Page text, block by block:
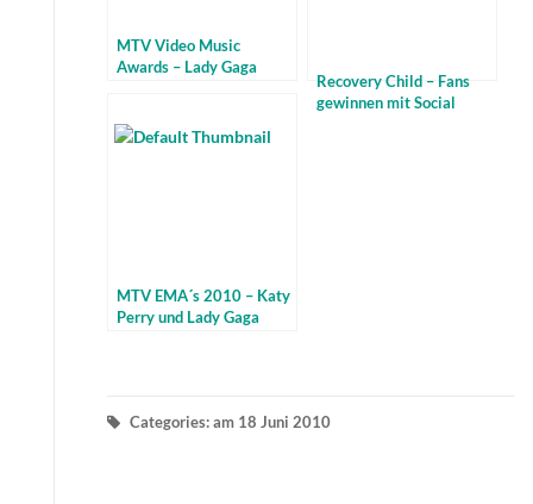
MTV Video Music
Awards – Lady Gaga
Recovery Child – Fans
gewinnen mit Social
MTV EMA´s 2010 – Katy
Perry und Lady Gaga
Categories: am 18 Juni 2010